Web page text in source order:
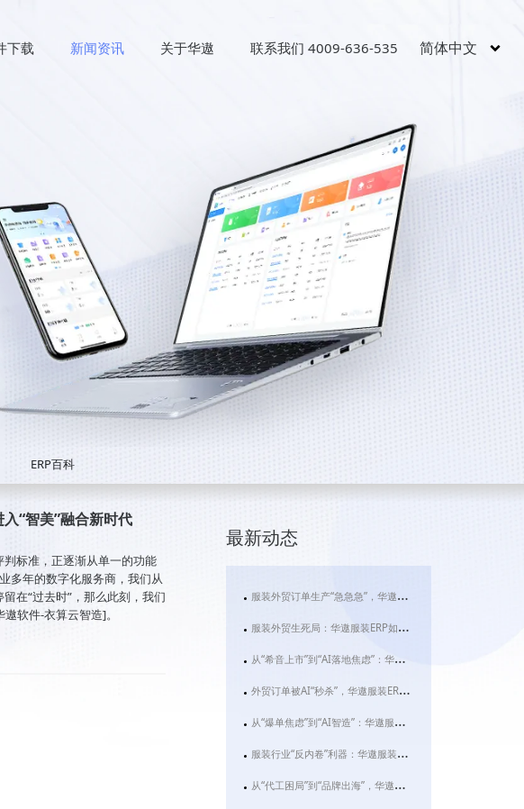
下载 新闻资讯 关于华遨 联系我们 4009-636-535 简体中文
ERP百科
“智美”融合新时代
标准，正逐渐从单一的功能
多年的数字化服务商，我们从
在“过去时”，那么此刻，我们
软件-衣算云智造]。
最新动态
服装外贸订单生产“急急急”，华遨服装ERP系统用AI拆解行业“生死时速”
服装外贸生死局：华遨服装ERP如何用AI拆解“快反”与“碎片化”难题？
从“希音上市”到“AI落地焦虑”：华遨服装ERP如何成为服装企业破局的数字基建
外贸订单被AI“秒杀”，华遨服装ERP用技术重构服装行业利润新法则
从“爆单焦虑”到“AI智造”：华遨服装ERP如何让服装企业告别“肉身管理”时代
服装行业“反内卷”利器：华遨服装ERP，如何让您的企业利润实现飞跃式增长？
从“代工困局”到“品牌出海”，华遨服装ERP如何为服装企业装上数智化“引擎”？